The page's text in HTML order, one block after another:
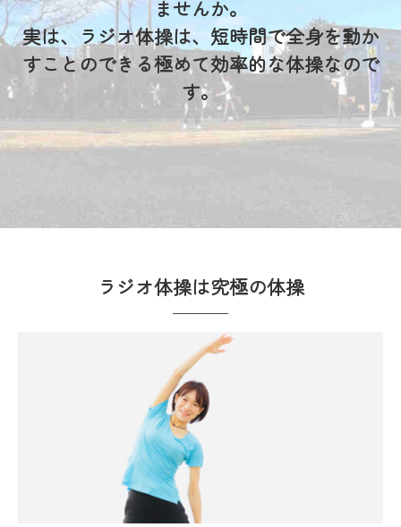
ませんか。
実は、ラジオ体操は、短時間で全身を動か
すことのできる極めて効率的な体操なので
す。
ラジオ体操は究極の体操